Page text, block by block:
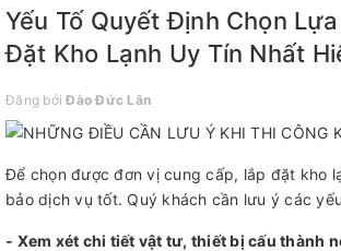
Yếu Tố Quyết Định Chọn
Đặt Kho Lạnh Uy Tín Nhất
Đăng bởiĐào Đức Lân
Để chọn được đơn vị cung cấp, lắp đặt kho
bảo dịch vụ tốt. Quý khách cần lưu ý các
- Xem xét chi tiết vật tư, thiết bị cấu thành